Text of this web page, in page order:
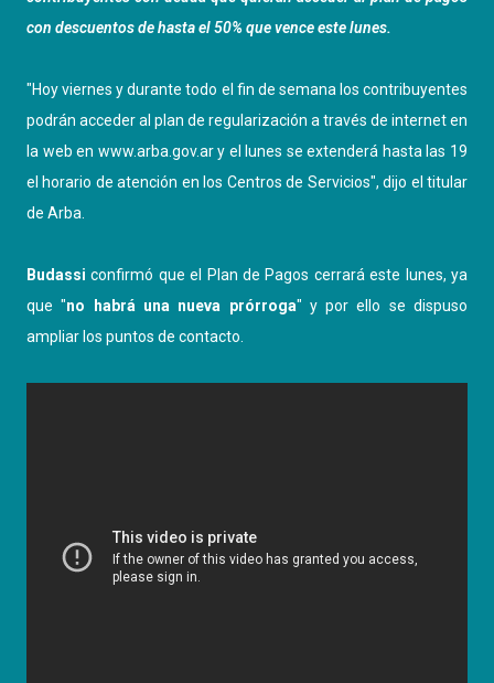
con descuentos de hasta el 50% que vence este lunes.
"Hoy viernes y durante todo el fin de semana los contribuyentes
podrán acceder al plan de regularización a través de internet en
la web en www.arba.gov.ar y el lunes se extenderá hasta las 19
el horario de atención en los Centros de Servicios", dijo el titular
de Arba.
Budassiconfirmó que el Plan de Pagos cerrará este lunes, ya
que "no habrá una nueva prórroga" y por ello se dispuso
ampliar los puntos de contacto.